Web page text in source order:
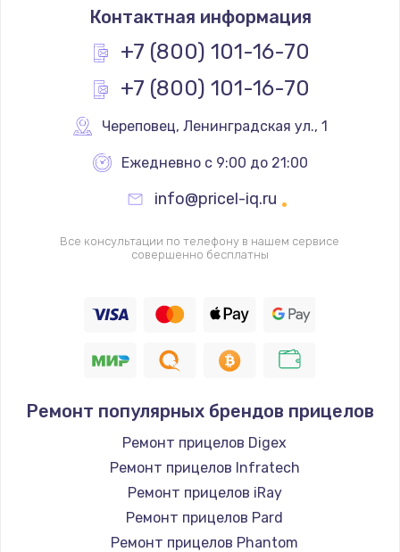
1200 руб.
Заказать
Замена реле
Замена термопредохранителя
700 руб.
Заказать
2500 руб.
1400 руб.
Заказать
Замена / ремонт электронного модуля
управления
600 руб.
Контактная информация
+7 (800) 101-16-70
+7 (800) 101-16-70
Череповец, Ленинградская ул., 1
Ежедневно с 9:00 до 21:00
info@pricel-iq.ru
Все консультации по телефону в нашем сервисе
совершенно бесплатны
Ремонт популярных брендов прицелов
Ремонт прицелов Digex
Ремонт прицелов Infratech
Ремонт прицелов iRay
Ремонт прицелов Pard
Ремонт прицелов Phantom